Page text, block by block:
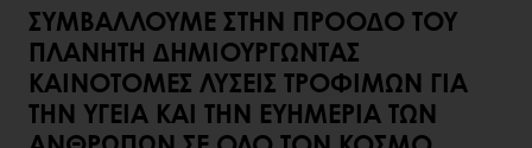
ΣΥΜΒΆΛΛΟΥΜΕ ΣΤΗΝ ΠΡΌΟΔΟ ΤΟΥ
ΠΛΑΝΉΤΗ ΔΗΜΙΟΥΡΓΏΝΤΑΣ
ΚΑΙΝΟΤΌΜΕΣ ΛΎΣΕΙΣ ΤΡΟΦΊΜΩΝ ΓΙΑ
ΤΗΝ ΥΓΕΊΑ ΚΑΙ ΤΗΝ ΕΥΗΜΕΡΊΑ ΤΩΝ